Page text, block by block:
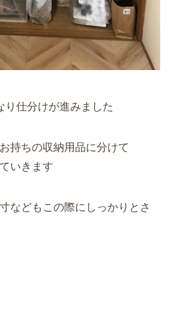
り仕分けが進みました
持ちの収納用品に分けて
いきます
などもこの際にしっかりとさ